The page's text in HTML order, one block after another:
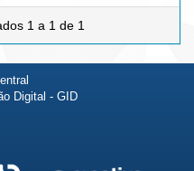
1 a 1 de 1
Digital - GID